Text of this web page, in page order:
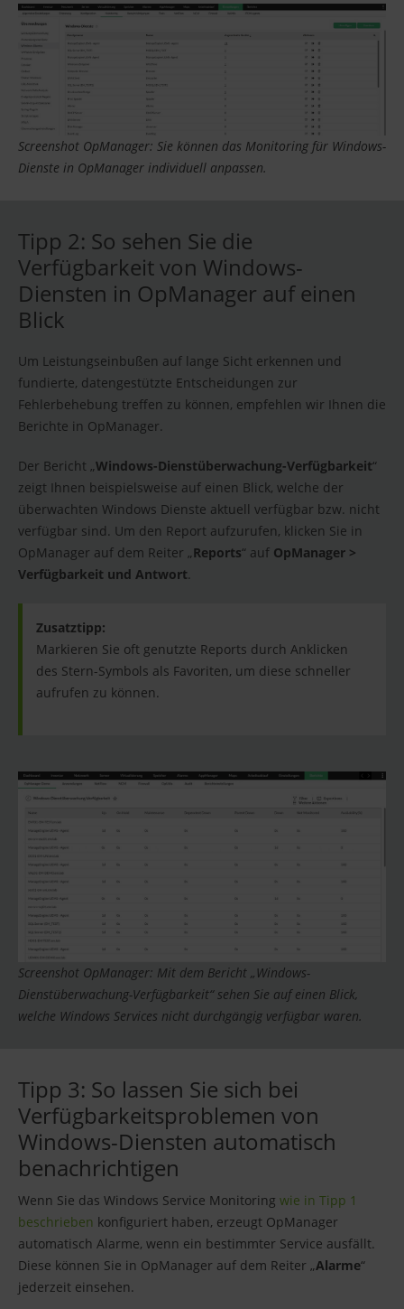
Screenshot OpManager: Sie können das Monitoring für Windows-
Dienste in OpManager individuell anpassen.
Tipp 2: So sehen Sie die
Verfügbarkeit von Windows-
Diensten in OpManager auf einen
Blick
Um Leistungseinbußen auf lange Sicht erkennen und
fundierte, datengestützte Entscheidungen zur
Fehlerbehebung treffen zu können, empfehlen wir Ihnen die
Berichte in OpManager.
Der Bericht „Windows-Dienstüberwachung-Verfügbarkeit“
zeigt Ihnen beispielsweise auf einen Blick, welche der
überwachten Windows Dienste aktuell verfügbar bzw. nicht
verfügbar sind. Um den Report aufzurufen, klicken Sie in
OpManager auf dem Reiter „Reports“ auf OpManager >
Verfügbarkeit und Antwort.
Zusatztipp:
Markieren Sie oft genutzte Reports durch Anklicken
des Stern-Symbols als Favoriten, um diese schneller
aufrufen zu können.
Screenshot OpManager: Mit dem Bericht „Windows-
Dienstüberwachung-Verfügbarkeit“ sehen Sie auf einen Blick,
welche Windows Services nicht durchgängig verfügbar waren.
Tipp 3: So lassen Sie sich bei
Verfügbarkeitsproblemen von
Windows-Diensten automatisch
benachrichtigen
Wenn Sie das Windows Service Monitoring wie in Tipp 1
beschrieben konfiguriert haben, erzeugt OpManager
automatisch Alarme, wenn ein bestimmter Service ausfällt.
Diese können Sie in OpManager auf dem Reiter „Alarme“
jederzeit einsehen.